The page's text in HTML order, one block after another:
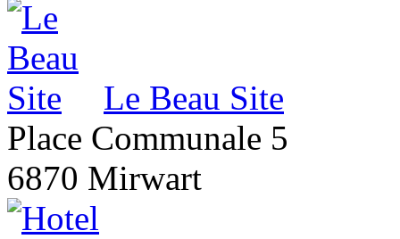
Le Beau Site
Place Communale 5
6870 Mirwart